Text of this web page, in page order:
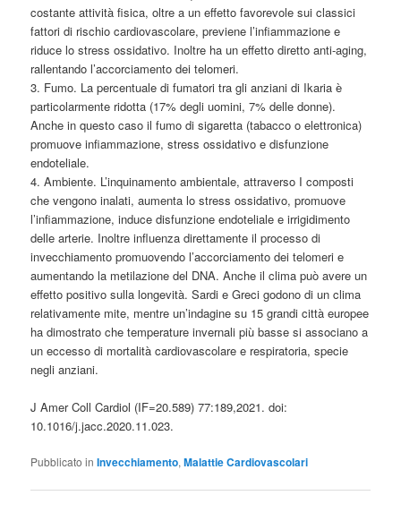
costante attività fisica, oltre a un effetto favorevole sui classici
fattori di rischio cardiovascolare, previene l’infiammazione e
riduce lo stress ossidativo. Inoltre ha un effetto diretto anti-aging,
rallentando l’accorciamento dei telomeri.
3. Fumo. La percentuale di fumatori tra gli anziani di Ikaria è
particolarmente ridotta (17% degli uomini, 7% delle donne).
Anche in questo caso il fumo di sigaretta (tabacco o elettronica)
promuove infiammazione, stress ossidativo e disfunzione
endoteliale.
4. Ambiente. L’inquinamento ambientale, attraverso I composti
che vengono inalati, aumenta lo stress ossidativo, promuove
l’infiammazione, induce disfunzione endoteliale e irrigidimento
delle arterie. Inoltre influenza direttamente il processo di
invecchiamento promuovendo l’accorciamento dei telomeri e
aumentando la metilazione del DNA. Anche il clima può avere un
effetto positivo sulla longevità. Sardi e Greci godono di un clima
relativamente mite, mentre un’indagine su 15 grandi città europee
ha dimostrato che temperature invernali più basse si associano a
un eccesso di mortalità cardiovascolare e respiratoria, specie
negli anziani.
J Amer Coll Cardiol (IF=20.589) 77:189,2021. doi:
10.1016/j.jacc.2020.11.023.
Pubblicato in Invecchiamento,Malattie Cardiovascolari